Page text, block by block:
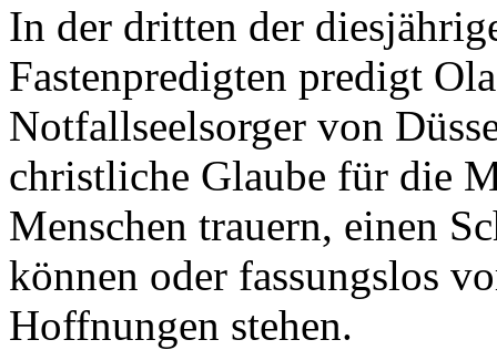
In der dritten der
Fastenpredigten predigt
Notfallseelsorger von
christliche Glaube für die
Menschen trauern, einen
können oder fassungslos
Hoffnungen stehen.